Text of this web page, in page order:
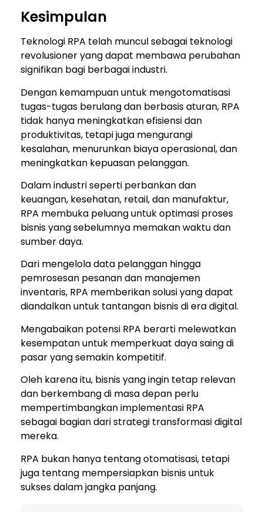
Kesimpulan
Teknologi RPA telah muncul sebagai teknologi
revolusioner yang dapat membawa perubahan
signifikan bagi berbagai industri.
Dengan kemampuan untuk mengotomatisasi
tugas-tugas berulang dan berbasis aturan, RPA
tidak hanya meningkatkan efisiensi dan
produktivitas, tetapi juga mengurangi
kesalahan, menurunkan biaya operasional, dan
meningkatkan kepuasan pelanggan.
Dalam industri seperti perbankan dan
keuangan, kesehatan, retail, dan manufaktur,
RPA membuka peluang untuk optimasi proses
bisnis yang sebelumnya memakan waktu dan
sumber daya.
Dari mengelola data pelanggan hingga
pemrosesan pesanan dan manajemen
inventaris, RPA memberikan solusi yang dapat
diandalkan untuk tantangan bisnis di era digital.
Mengabaikan potensi RPA berarti melewatkan
kesempatan untuk memperkuat daya saing di
pasar yang semakin kompetitif.
Oleh karena itu, bisnis yang ingin tetap relevan
dan berkembang di masa depan perlu
mempertimbangkan implementasi RPA
sebagai bagian dari strategi transformasi digital
mereka.
RPA bukan hanya tentang otomatisasi, tetapi
juga tentang mempersiapkan bisnis untuk
sukses dalam jangka panjang.